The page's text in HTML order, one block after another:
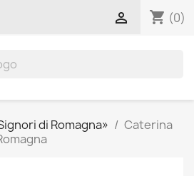
shopping_cart (0)

di Romagna»
Caterina